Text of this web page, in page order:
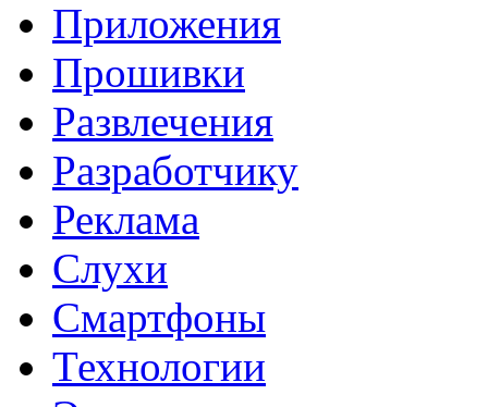
Приложения
Прошивки
Развлечения
Разработчику
Реклама
Слухи
Смартфоны
Технологии